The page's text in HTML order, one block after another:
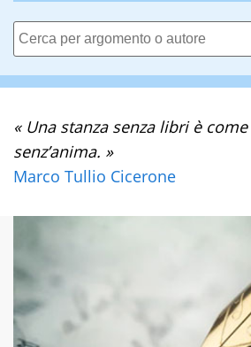
« Una stanza senza libri è
senz’anima. »
Marco Tullio Cicerone